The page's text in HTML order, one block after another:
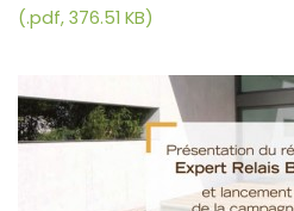
(.pdf, 376.51 KB)